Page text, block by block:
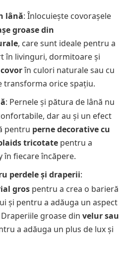
lână: Înlocuiește covorașele
groase din
, care sunt ideale pentru a
în livinguri, dormitoare și
covorîn culori naturale sau cu
transforma orice spațiu.
: Pernele și pătura de lână nu
dar au și un efect
pentru perne decorative cu
tricotatepentru a
în fiecare încăpere.
perdele și draperii:
grospentru a crea o barieră
și pentru a adăuga un aspect
groase din velur sau
a adăuga un plus de lux și